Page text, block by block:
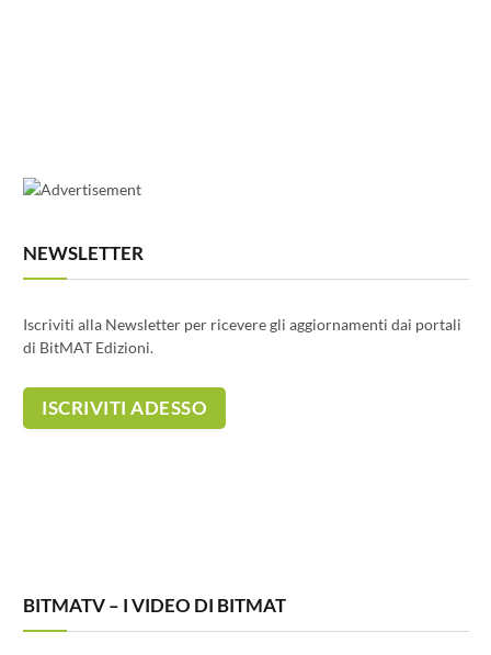
NEWSLETTER
Iscriviti alla Newsletter per ricevere gli aggiornamenti dai portali
di BitMAT Edizioni.
BITMATV – I VIDEO DI BITMAT